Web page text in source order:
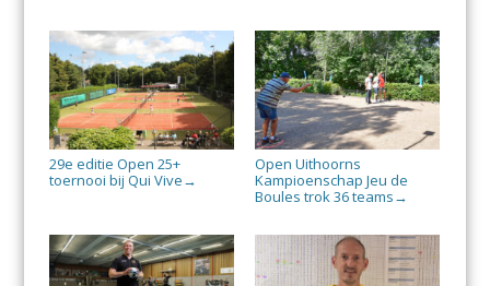
29e editie Open 25+
toernooi bij Qui Vive →
Open Uithoorns
Kampioenschap Jeu de
Boules trok 36 teams →